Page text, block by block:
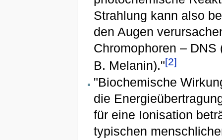
Strahlung kann also
den Augen
Chromophoren –
B. Melanin)."[2]
"Biochemische
die
für eine Ionisation
typischen